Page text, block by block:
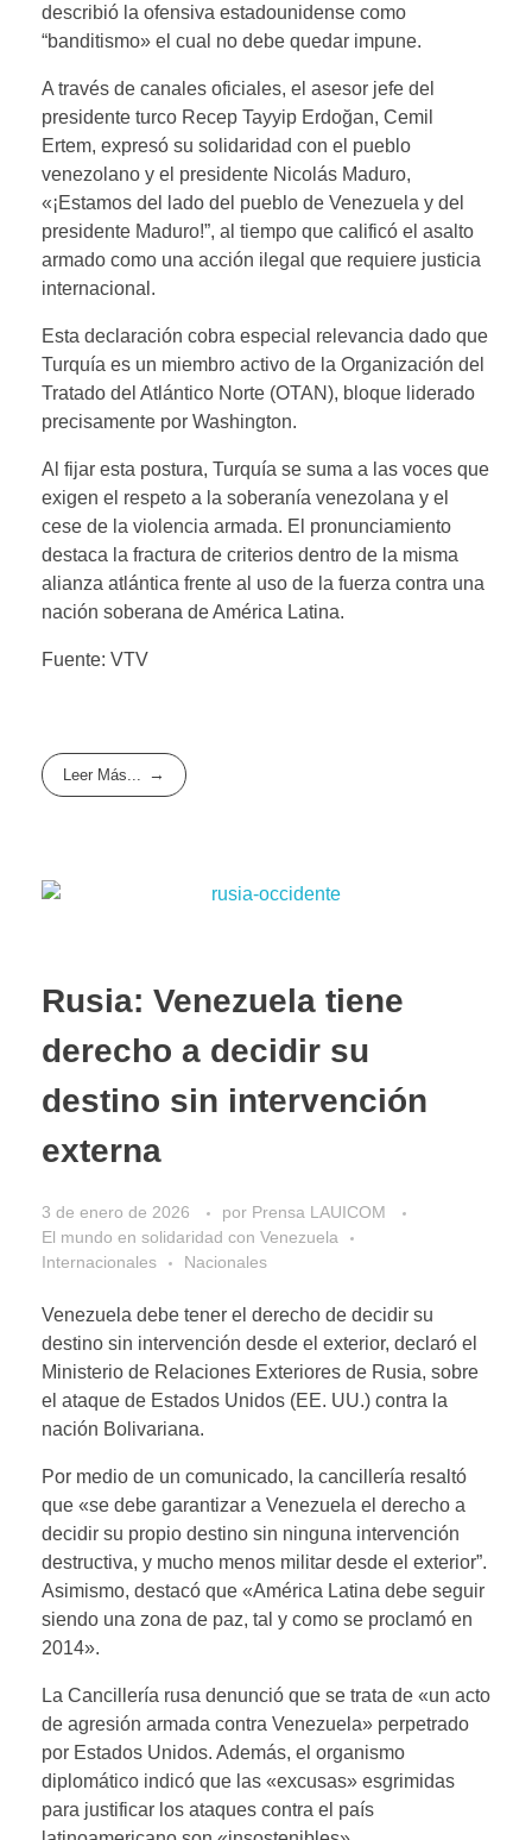
describió la ofensiva estadounidense como
“banditismo» el cual no debe quedar impune.
A través de canales oficiales, el asesor jefe del
presidente turco Recep Tayyip Erdoğan, Cemil
Ertem, expresó su solidaridad con el pueblo
venezolano y el presidente Nicolás Maduro,
«¡Estamos del lado del pueblo de Venezuela y del
presidente Maduro!”, al tiempo que calificó el asalto
armado como una acción ilegal que requiere justicia
internacional.
Esta declaración cobra especial relevancia dado que
Turquía es un miembro activo de la Organización del
Tratado del Atlántico Norte (OTAN), bloque liderado
precisamente por Washington.
Al fijar esta postura, Turquía se suma a las voces que
exigen el respeto a la soberanía venezolana y el
cese de la violencia armada. El pronunciamiento
destaca la fractura de criterios dentro de la misma
alianza atlántica frente al uso de la fuerza contra una
nación soberana de América Latina.
Fuente: VTV
Leer Más...
Rusia: Venezuela tiene
derecho a decidir su
destino sin intervención
externa
3 de enero de 2026 por Prensa LAUICOM
El mundo en solidaridad con Venezuela
Internacionales
Nacionales
Venezuela debe tener el derecho de decidir su
destino sin intervención desde el exterior, declaró el
Ministerio de Relaciones Exteriores de Rusia, sobre
el ataque de Estados Unidos (EE. UU.) contra la
nación Bolivariana.
Por medio de un comunicado, la cancillería resaltó
que «se debe garantizar a Venezuela el derecho a
decidir su propio destino sin ninguna intervención
destructiva, y mucho menos militar desde el exterior”.
Asimismo, destacó que «América Latina debe seguir
siendo una zona de paz, tal y como se proclamó en
2014».
La Cancillería rusa denunció que se trata de «un acto
de agresión armada contra Venezuela» perpetrado
por Estados Unidos. Además, el organismo
diplomático indicó que las «excusas» esgrimidas
para justificar los ataques contra el país